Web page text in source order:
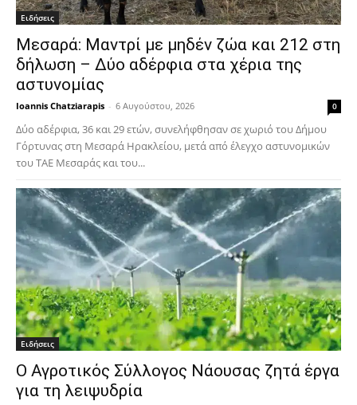
Ειδήσεις
Μεσαρά: Μαντρί με μηδέν ζώα και 212 στη
δήλωση – Δύο αδέρφια στα χέρια της
αστυνομίας
Ioannis Chatziarapis - 6 Αυγούστου, 2026 0
Δύο αδέρφια, 36 και 29 ετών, συνελήφθησαν σε χωριό του Δήμου
Γόρτυνας στη Μεσαρά Ηρακλείου, μετά από έλεγχο αστυνομικών
του ΤΑΕ Μεσαράς και του...
Ειδήσεις
Ο Αγροτικός Σύλλογος Νάουσας ζητά έργα
για τη λειψυδρία